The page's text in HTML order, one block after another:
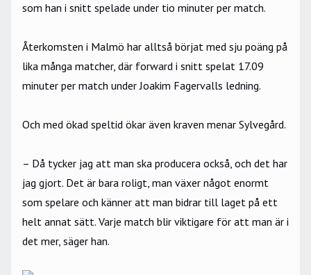
som han i snitt spelade under tio minuter per match.
Återkomsten i Malmö har alltså börjat med sju poäng på
lika många matcher, där forward i snitt spelat 17.09
minuter per match under Joakim Fagervalls ledning.
Och med ökad speltid ökar även kraven menar Sylvegård.
– Då tycker jag att man ska producera också, och det har
jag gjort. Det är bara roligt, man växer något enormt
som spelare och känner att man bidrar till laget på ett
helt annat sätt. Varje match blir viktigare för att man är i
det mer, säger han.